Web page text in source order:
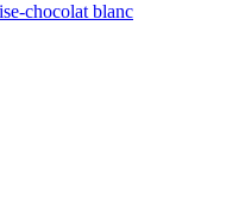
chocolat blanc